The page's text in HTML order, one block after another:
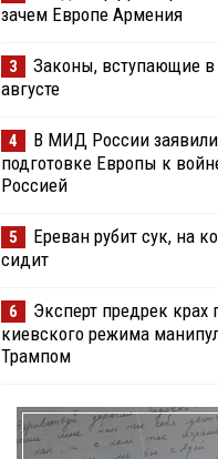
зачем Европе Армения
3
Законы, вступающие в
августе
4
В МИД России
подготовке Европы к
Россией
5
Ереван рубит сук, на
сидит
6
Эксперт предрек крах
киевского режима
Трампом